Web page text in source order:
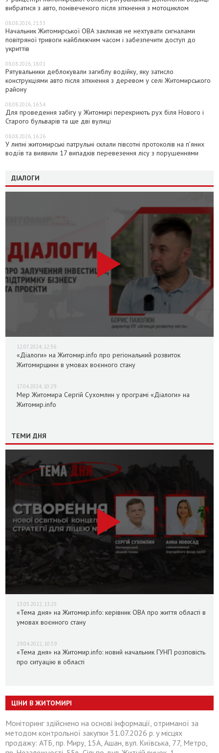
вибратися з авто, понівеченого після зіткнення з мотоциклом
08.08.2026, 21:53
Начальник Житомирської ОВА закликав не нехтувати сигналами
повітряної тривоги найближчим часом і забезпечити доступ до
укриттів
08.08.2026, 18:01
Рятувальники деблокували загиблу водійку, яку затисло
конструкціями авто після зіткнення з деревом у селі Житомирського
району
08.08.2026, 16:54
Для проведення забігу у Житомирі перекриють рух біля Нового і
Старого бульварів та ще дві вулиці
08.08.2026, 16:26
У липні житомирські патрульні склали півсотні протоколів на пʼяних
водіїв та виявили 17 випадків перевезення лісу з порушеннями
ДІАЛОГИ
12.07.2024, 12:36
«Діалоги» на Житомир.info про регіональний розвиток
Житомирщини в умовах воєнного стану
17.04.2024, 10:29
Мер Житомира Сергій Сухомлин у програмі «Діалоги» на
Житомир.info
ТЕМИ ДНЯ
13.05.2022, 13:25
«Тема дня» на Житомир.info: керівник ОВА про життя області в
умовах воєнного стану
29.04.2022, 10:59
«Тема дня» на Житомир.info: новий начальник ГУНП розповість
про ситуацію в області
ЦІНИ В ЖИТОМИРІ
Моніторинг здійснено на основі інформації, отриманої за
методом контрольної закупки 31.07.2026 р. у місцях
продажу: АТБ, пр. Миру, 15А, Ашан, вул. Київська, 77, Метро,